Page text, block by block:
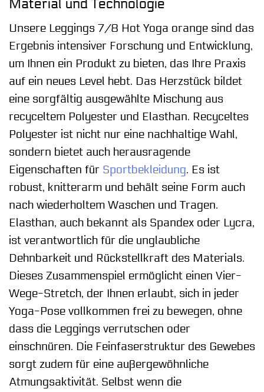
Material und Technologie
Unsere Leggings 7/8 Hot Yoga orange sind das
Ergebnis intensiver Forschung und Entwicklung,
um Ihnen ein Produkt zu bieten, das Ihre Praxis
auf ein neues Level hebt. Das Herzstück bildet
eine sorgfältig ausgewählte Mischung aus
recyceltem Polyester und Elasthan. Recyceltes
Polyester ist nicht nur eine nachhaltige Wahl,
sondern bietet auch herausragende
Eigenschaften für Sportbekleidung. Es ist
robust, knitterarm und behält seine Form auch
nach wiederholtem Waschen und Tragen.
Elasthan, auch bekannt als Spandex oder Lycra,
ist verantwortlich für die unglaubliche
Dehnbarkeit und Rückstellkraft des Materials.
Dieses Zusammenspiel ermöglicht einen Vier-
Wege-Stretch, der Ihnen erlaubt, sich in jeder
Yoga-Pose vollkommen frei zu bewegen, ohne
dass die Leggings verrutschen oder
einschnüren. Die Feinfaserstruktur des Gewebes
sorgt zudem für eine außergewöhnliche
Atmungsaktivität. Selbst wenn die